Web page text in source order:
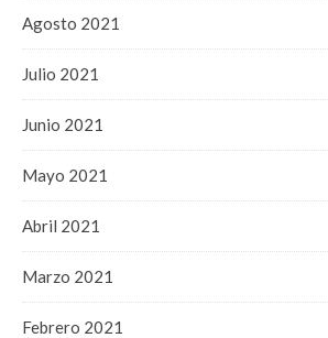
Agosto 2021
Julio 2021
Junio 2021
Mayo 2021
Abril 2021
Marzo 2021
Febrero 2021